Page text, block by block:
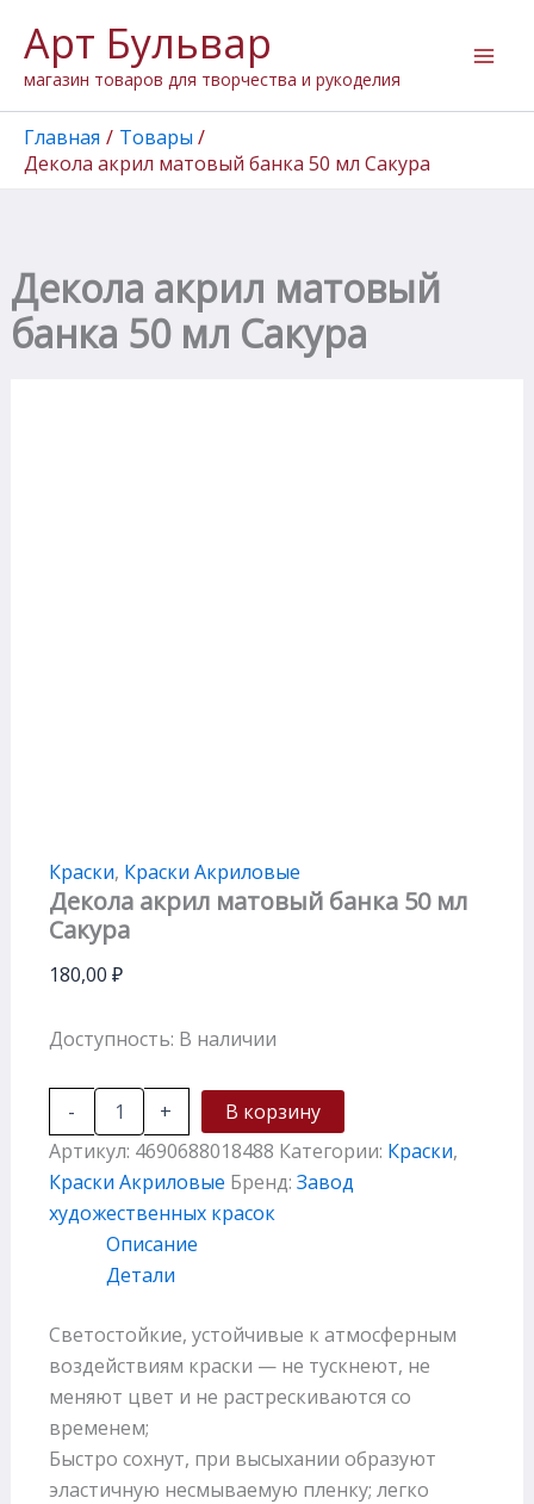
содержимому
Арт Бульвар
магазин товаров для творчества и рукоделия
Главная
Товары
Декола акрил матовый банка 50 мл Сакура
Декола акрил матовый
банка 50 мл Сакура
Краски, Краски Акриловые
Декола акрил матовый банка 50 мл
Сакура
180,00 ₽
Доступность: В наличии
-
товара
Декола
акрил
матовый
банка
мл
+
В корзину
Артикул: 4690688018488 Категории: Краски,
Краски Акриловые Бренд: Завод
художественных красок
Описание
Детали
Светостойкие, устойчивые к атмосферным
воздействиям краски — не тускнеют, не
меняют цвет и не растрескиваются со
временем;
Быстро сохнут, при высыхании образуют
эластичную несмываемую пленку; легко